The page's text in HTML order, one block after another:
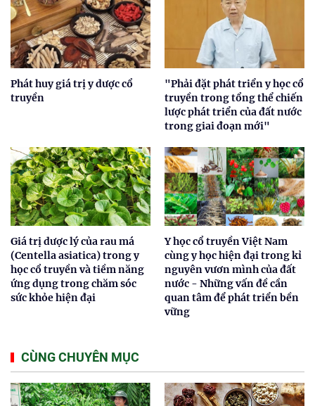
Phát huy giá trị y dược cổ
truyền
"Phải đặt phát triển y học cổ
truyền trong tổng thể chiến
lược phát triển của đất nước
trong giai đoạn mới"
Giá trị dược lý của rau má
(Centella asiatica) trong y
học cổ truyền và tiềm năng
ứng dụng trong chăm sóc
sức khỏe hiện đại
Y học cổ truyền Việt Nam
cùng y học hiện đại trong kỉ
nguyên vươn mình của đất
nước - Những vấn đề cần
quan tâm để phát triển bền
vững
CÙNG CHUYÊN MỤC